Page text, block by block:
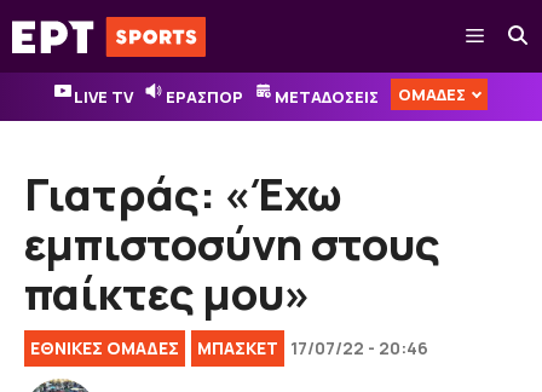
Μετάβαση
σε
περιεχόμενο
Μενού
LIVE TV ΕΡΑΣΠΟΡ ΜΕΤΑΔΟΣΕΙΣ ΟΜΑΔΕΣ
Γιατράς: «Έχω
εμπιστοσύνη στους
παίκτες μου»
EΘΝΙΚΈΣ OΜΆΔΕΣ ΜΠΑΣΚΕΤ 17/07/22 - 20:46